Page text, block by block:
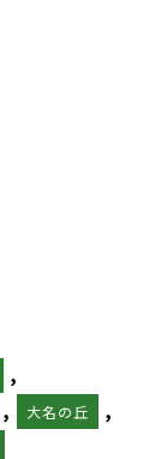
,
, 大名の丘 ,